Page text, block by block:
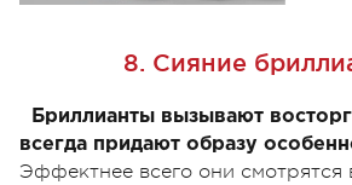
8. Сияние
Бриллианты вызывают восторг
всегда придают образу
Эффектнее всего они смотрятся